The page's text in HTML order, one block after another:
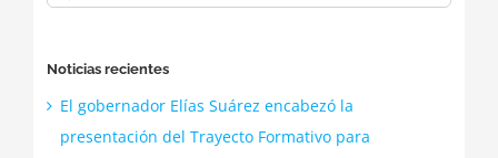
Noticias recientes
El gobernador Elías Suárez encabezó la
presentación del Trayecto Formativo para